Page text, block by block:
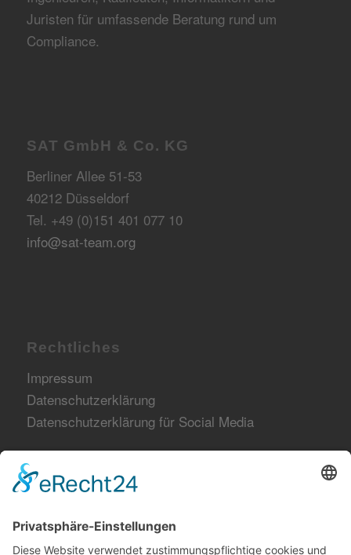
Juristen für umfassende Beratung rund um
Compliance.
SAT GmbH & Co. KG
Berliner Allee 51-53
40212 Düsseldorf
Tel. +49 (0)151 401 077 10
info@sat-team.org
Rechtliches
Impressum
Datenschutzerklärung
Datenschutzerklärung für Social Media
Netzwerk